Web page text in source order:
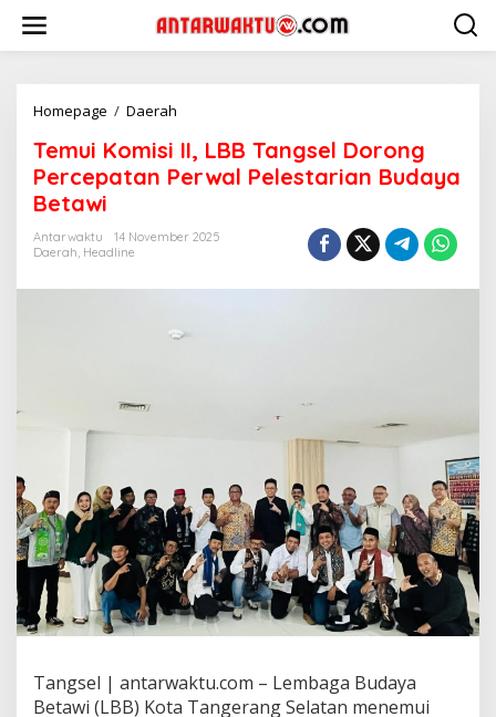
konten
Homepage / Daerah
II,
LBB
Tangsel
Percepatan
Budaya
Temui Komisi II, LBB Tangsel Dorong
Percepatan Perwal Pelestarian Budaya
Betawi
Antarwaktu
14 November 2025
Daerah, Headline
Tangsel | antarwaktu.com – Lembaga Budaya
Betawi (LBB) Kota Tangerang Selatan menemui